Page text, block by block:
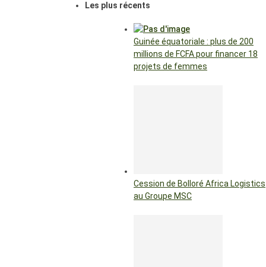
Les plus récents
Guinée équatoriale : plus de 200
millions de FCFA pour financer 18
projets de femmes
Cession de Bolloré Africa Logistics
au Groupe MSC